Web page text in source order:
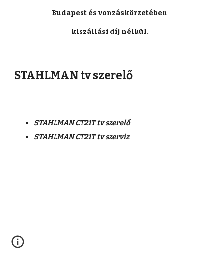
Budapest és vonzáskörzetében
kiszállási díj nélkül.
STAHLMAN tv szerelő
STAHLMAN CT21T tv szerelő
STAHLMAN CT21T tv szerviz